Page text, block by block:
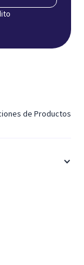
de Productos